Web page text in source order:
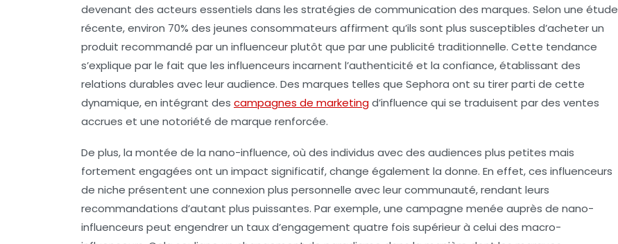
devenant des acteurs essentiels dans les stratégies de communication des marques. Selon une étude
récente, environ 70% des jeunes consommateurs affirment qu’ils sont plus susceptibles d’acheter un
produit recommandé par un influenceur plutôt que par une publicité traditionnelle. Cette tendance
s’explique par le fait que les influenceurs incarnent l’authenticité et la confiance, établissant des
relations durables avec leur audience. Des marques telles que Sephora ont su tirer parti de cette
dynamique, en intégrant des campagnes de marketingd’influence qui se traduisent par des ventes
accrues et une notoriété de marque renforcée.
De plus, la montée de la nano-influence, où des individus avec des audiences plus petites mais
fortement engagées ont un impact significatif, change également la donne. En effet, ces influenceurs
de niche présentent une connexion plus personnelle avec leur communauté, rendant leurs
recommandations d’autant plus puissantes. Par exemple, une campagne menée auprès de nano-
influenceurs peut engendrer un taux d’engagement quatre fois supérieur à celui des macro-